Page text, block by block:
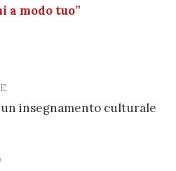
a modo tuo”
insegnamento culturale